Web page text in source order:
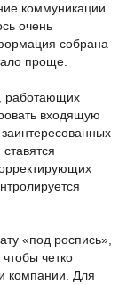
коммуникации
очень
собрана
проще.
работающих
входящую
«под роспись»,
четко
компании. Для